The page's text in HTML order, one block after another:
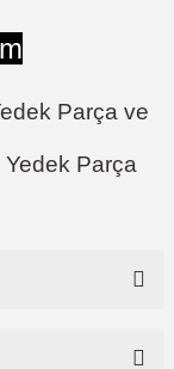
Parça ve
Parça